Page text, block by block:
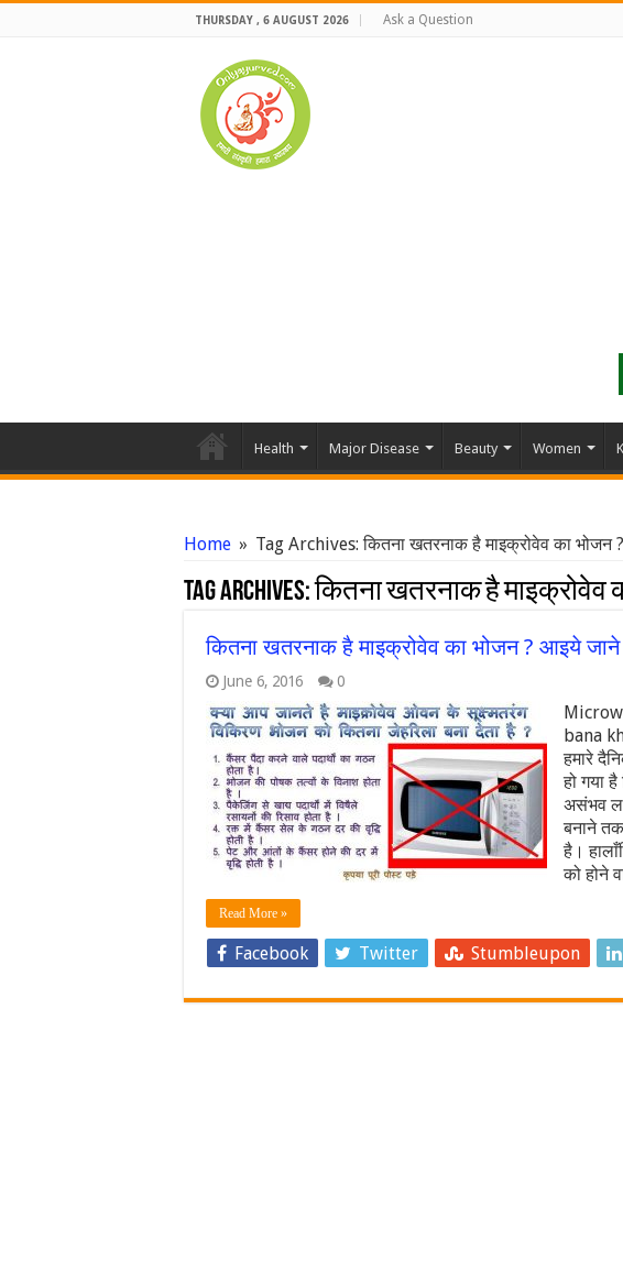
THURSDAY , 6 AUGUST 2026 Ask a Question
Health Major Disease Beauty Women
Home » Tag Archives: कितना खतरनाक है माइक्रोवेव का भोजन
Tag Archives:कितना खतरनाक है माइक्रोवेव
कितना खतरनाक है माइक्रोवेव का भोजन ? आइये जाने
June 6, 2016 0
bana
हमारे
हो गया
असंभव
बनाने
है।
को होने
Read More »
Facebook Twitter Stumbleupon